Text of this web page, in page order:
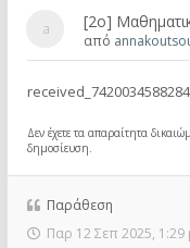
[2ο]
από
Δεν έχετε τα απαραίτητα
δημοσίευση.
Παράθεση
Παρ 12 Σεπ 2025, 1:29